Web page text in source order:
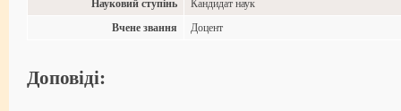
Науковий ступінь Кандидат наук
Вчене звання Доцент
Доповіді: